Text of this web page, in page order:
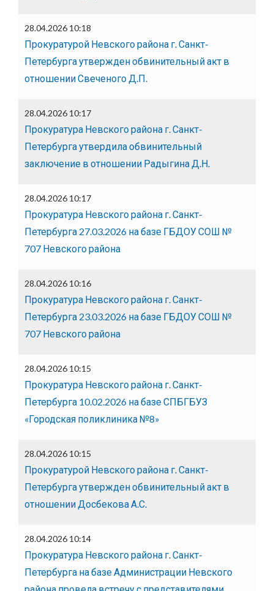
28.04.2026 10:18
Прокуратурой Невского района г. Санкт-
Петербурга утвержден обвинительный акт в
отношении Свеченого Д.П.
28.04.2026 10:17
Прокуратура Невского района г. Санкт-
Петербурга утвердила обвинительный
заключение в отношении Радыгина Д.Н.
28.04.2026 10:17
Прокуратура Невского района г. Санкт-
Петербурга 27.03.2026 на базе ГБДОУ СОШ №
707 Невского района
28.04.2026 10:16
Прокуратура Невского района г. Санкт-
Петербурга 23.03.2026 на базе ГБДОУ СОШ №
707 Невского района
28.04.2026 10:15
Прокуратура Невского района г. Санкт-
Петербурга 10.02.2026 на базе СПБГБУЗ
«Городская поликлиника №8»
28.04.2026 10:15
Прокуратурой Невского района г. Санкт-
Петербурга утвержден обвинительный акт в
отношении Досбекова А.С.
28.04.2026 10:14
Прокуратура Невского района г. Санкт-
Петербурга на базе Администрации Невского